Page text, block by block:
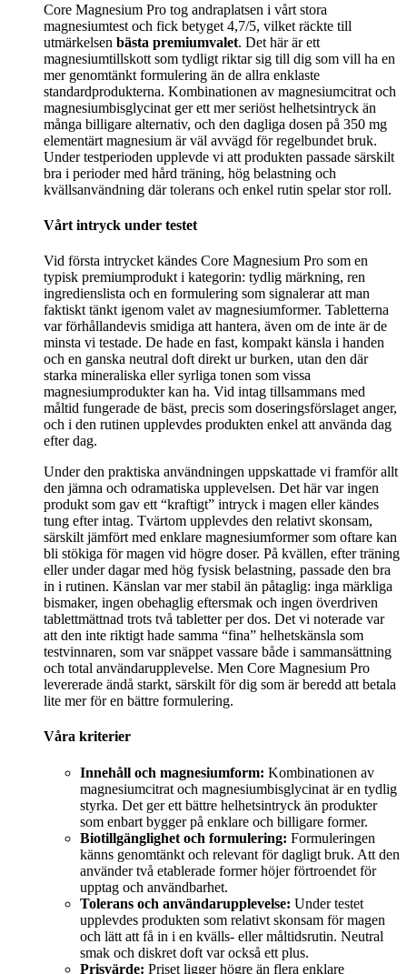
Core Magnesium Pro tog andraplatsen i vårt stora
magnesiumtest och fick betyget 4,7/5, vilket räckte till
utmärkelsen bästa premiumvalet. Det här är ett
magnesiumtillskott som tydligt riktar sig till dig som vill ha en
mer genomtänkt formulering än de allra enklaste
standardprodukterna. Kombinationen av magnesiumcitrat och
magnesiumbisglycinat ger ett mer seriöst helhetsintryck än
många billigare alternativ, och den dagliga dosen på 350 mg
elementärt magnesium är väl avvägd för regelbundet bruk.
Under testperioden upplevde vi att produkten passade särskilt
bra i perioder med hård träning, hög belastning och
kvällsanvändning där tolerans och enkel rutin spelar stor roll.
Vårt intryck under testet
Vid första intrycket kändes Core Magnesium Pro som en
typisk premiumprodukt i kategorin: tydlig märkning, ren
ingredienslista och en formulering som signalerar att man
faktiskt tänkt igenom valet av magnesiumformer. Tabletterna
var förhållandevis smidiga att hantera, även om de inte är de
minsta vi testade. De hade en fast, kompakt känsla i handen
och en ganska neutral doft direkt ur burken, utan den där
starka mineraliska eller syrliga tonen som vissa
magnesiumprodukter kan ha. Vid intag tillsammans med
måltid fungerade de bäst, precis som doseringsförslaget anger,
och i den rutinen upplevdes produkten enkel att använda dag
efter dag.
Under den praktiska användningen uppskattade vi framför allt
den jämna och odramatiska upplevelsen. Det här var ingen
produkt som gav ett “kraftigt” intryck i magen eller kändes
tung efter intag. Tvärtom upplevdes den relativt skonsam,
särskilt jämfört med enklare magnesiumformer som oftare kan
bli stökiga för magen vid högre doser. På kvällen, efter träning
eller under dagar med hög fysisk belastning, passade den bra
in i rutinen. Känslan var mer stabil än påtaglig: inga märkliga
bismaker, ingen obehaglig eftersmak och ingen överdriven
tablettmättnad trots två tabletter per dos. Det vi noterade var
att den inte riktigt hade samma “fina” helhetskänsla som
testvinnaren, som var snäppet vassare både i sammansättning
och total användarupplevelse. Men Core Magnesium Pro
levererade ändå starkt, särskilt för dig som är beredd att betala
lite mer för en bättre formulering.
Våra kriterier
Innehåll och magnesiumform: Kombinationen av
magnesiumcitrat och magnesiumbisglycinat är en tydlig
styrka. Det ger ett bättre helhetsintryck än produkter
som enbart bygger på enklare och billigare former.
Biotillgänglighet och formulering: Formuleringen
känns genomtänkt och relevant för dagligt bruk. Att den
använder två etablerade former höjer förtroendet för
upptag och användbarhet.
Tolerans och användarupplevelse: Under testet
upplevdes produkten som relativt skonsam för magen
och lätt att få in i en kvälls- eller måltidsrutin. Neutral
smak och diskret doft var också ett plus.
Prisvärde: Priset ligger högre än flera enklare